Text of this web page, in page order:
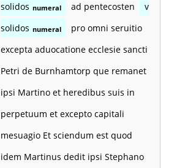
solidos numeral ad pentecosten
v
solidos numeral
pro omni seruitio
excepta aduocatione ecclesie sancti
Petri de Burnhamtorp que remanet
ipsi Martino et heredibus suis in
perpetuum et excepto capitali
mesuagio Et sciendum est quod
idem Martinus dedit ipsi Stephano